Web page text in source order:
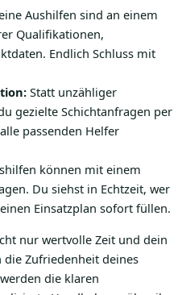
Aushilfen sind an einem
Qualifikationen,
Endlich Schluss mit
Statt unzähliger
gezielte Schichtanfragen per
passenden Helfer
können mit einem
Du siehst in Echtzeit, wer
Einsatzplan sofort füllen.
nur wertvolle Zeit und dein
Zufriedenheit deines
die klaren